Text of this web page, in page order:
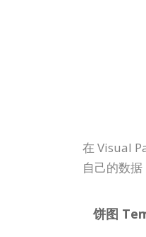
在 Visual
自己的数
饼图